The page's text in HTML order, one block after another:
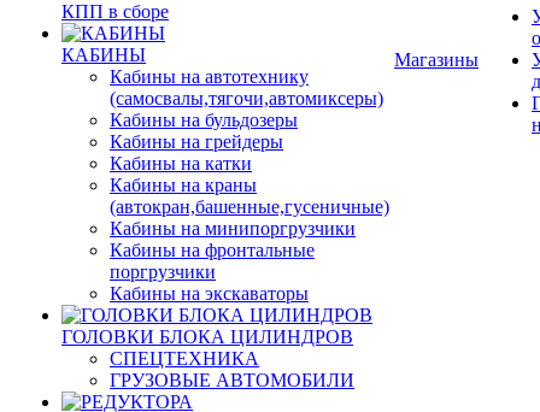
КПП в сборе
КАБИНЫ
Кабины на автотехнику
(самосвалы,тягочи,автомиксеры)
Кабины на бульдозеры
Кабины на грейдеры
Кабины на катки
Кабины на краны
(автокран,башенные,гусеничные)
Кабины на минипоргрузчики
Кабины на фронтальные
поргрузчики
Кабины на экскаваторы
ГОЛОВКИ БЛОКА ЦИЛИНДРОВ
СПЕЦТЕХНИКА
ГРУЗОВЫЕ АВТОМОБИЛИ
Магазины